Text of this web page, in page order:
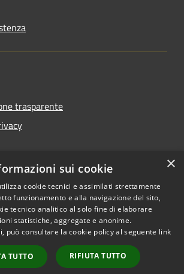
trasparente
accessibilità
Copyright © 2026 • Comune di
Tavernola Bergamasca •
Powered byMunicipium
Accesso redazione
×
sui cookie
cookie tecnici e assimilati strettamente
funzionamento e alla navigazione del sito,
tecnico analitico al solo fine di elaborare
statistiche, aggregate e anonime.
può consultare la cookie policy al seguente link
TUTTO RIFIUTA TUTTO